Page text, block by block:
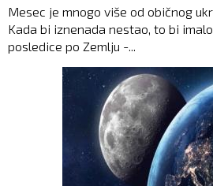
Mesec je mnogo više od običnog
Kada bi iznenada nestao, to bi
posledice po Zemlju -...